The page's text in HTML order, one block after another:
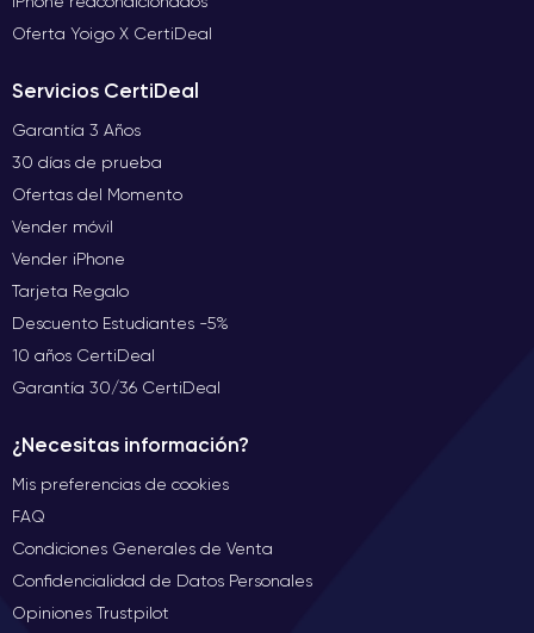
Oferta Yoigo X CertiDeal
Servicios CertiDeal
Garantía 3 Años
30 días de prueba
Ofertas del Momento
Vender móvil
Vender iPhone
Tarjeta Regalo
Descuento Estudiantes -5%
10 años CertiDeal
Garantía 30/36 CertiDeal
¿Necesitas información?
Mis preferencias de cookies
FAQ
Condiciones Generales de Venta
Confidencialidad de Datos Personales
Opiniones Trustpilot